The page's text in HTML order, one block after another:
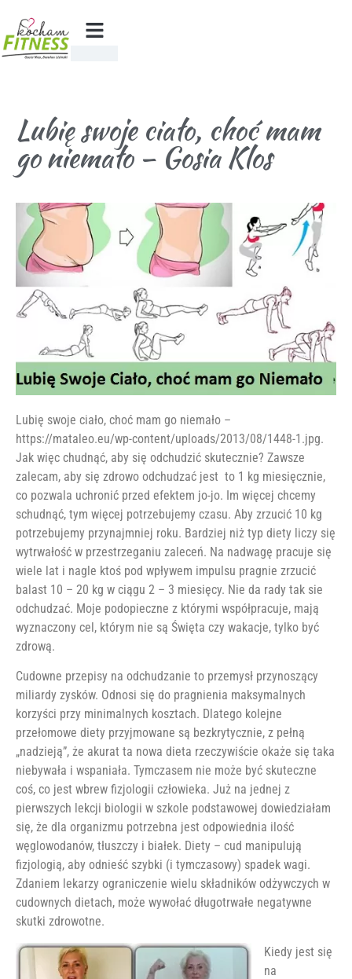
Lubię swoje ciało, choć mam
go niemało – Gosia Klos
Lubię swoje ciało, choć mam go niemało –
https://mataleo.eu/wp-content/uploads/2013/08/1448-1.jpg.
Jak więc chudnąć, aby się odchudzić skutecznie? Zawsze
zalecam, aby się zdrowo odchudzać jest to 1 kg miesięcznie,
co pozwala uchronić przed efektem jo-jo. Im więcej chcemy
schudnąć, tym więcej potrzebujemy czasu. Aby zrzucić 10 kg
potrzebujemy przynajmniej roku. Bardziej niż typ diety liczy się
wytrwałość w przestrzeganiu zaleceń. Na nadwagę pracuje się
wiele lat i nagle ktoś pod wpływem impulsu pragnie zrzucić
balast 10 – 20 kg w ciągu 2 – 3 miesięcy. Nie da rady tak sie
odchudzać. Moje podopieczne z którymi współpracuje, mają
wyznaczony cel, którym nie są Święta czy wakacje, tylko być
zdrową.
Cudowne przepisy na odchudzanie to przemysł przynoszący
miliardy zysków. Odnosi się do pragnienia maksymalnych
korzyści przy minimalnych kosztach. Dlatego kolejne
przełomowe diety przyjmowane są bezkrytycznie, z pełną
„nadzieją”, że akurat ta nowa dieta rzeczywiście okaże się taka
niebywała i wspaniała. Tymczasem nie może być skuteczne
coś, co jest wbrew fizjologii człowieka. Już na jednej z
pierwszych lekcji biologii w szkole podstawowej dowiedziałam
się, że dla organizmu potrzebna jest odpowiednia ilość
węglowodanów, tłuszczy i białek. Diety – cud manipulują
fizjologią, aby odnieść szybki (i tymczasowy) spadek wagi.
Zdaniem lekarzy ograniczenie wielu składników odżywczych w
cudownych dietach, może wywołać długotrwałe negatywne
skutki zdrowotne.
Kiedy jest się
na